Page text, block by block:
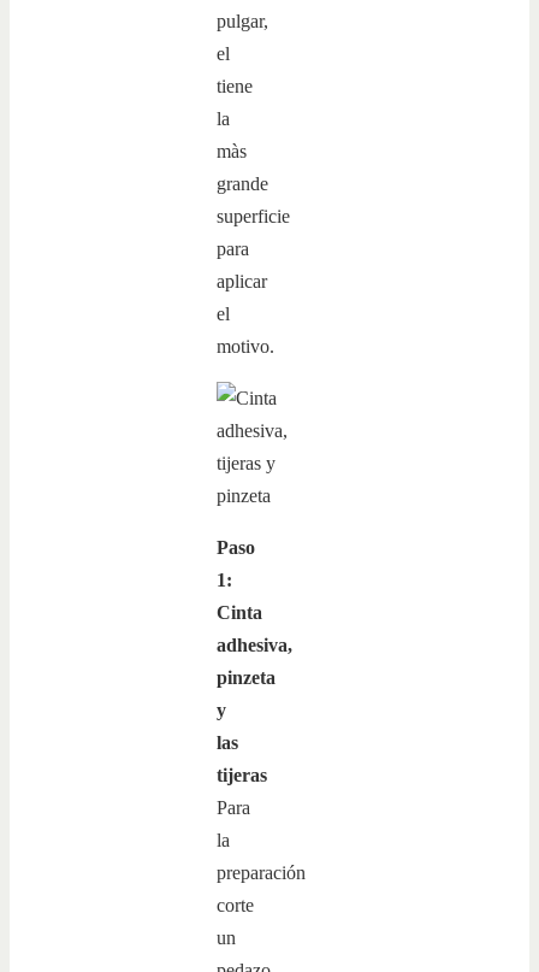
pulgar,
el
tiene
la
màs
grande
superficie
para
aplicar
el
motivo.
Paso
1:
Cinta
adhesiva,
pinzeta
y
las
tijeras
Para
la
preparación
corte
un